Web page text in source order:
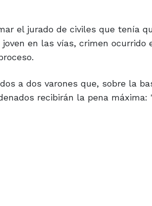
el jurado de civiles que tenía
en las vías, crimen ocurrido
a dos varones que, sobre la
recibirán la pena máxima: